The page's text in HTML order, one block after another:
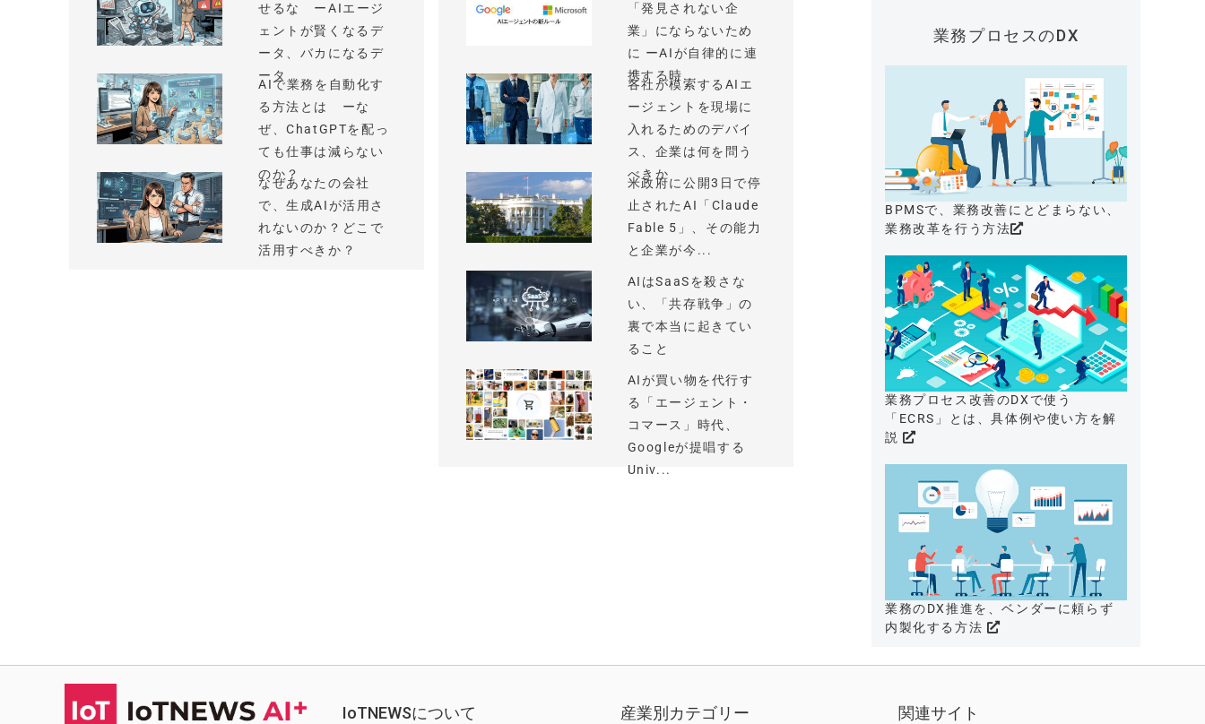
せるな ーAIエージ
ェントが賢くなるデ
ータ、バカになるデ
ータ
AIで業務を自動化す
る方法とは ーな
ぜ、ChatGPTを配っ
ても仕事は減らない
のか？
なぜあなたの会社
で、生成AIが活用さ
れないのか？どこで
活用すべきか？
「発見されない企
業」にならないため
に ーAIが自律的に連
携する時...
各社が模索するAIエ
ージェントを現場に
入れるためのデバイ
ス、企業は何を問う
べきか
米政府に公開3日で停
止されたAI「Claude
Fable 5」、その能力
と企業が今...
AIはSaaSを殺さな
い、「共存戦争」の
裏で本当に起きてい
ること
AIが買い物を代行す
る「エージェント・
コマース」時代、
Googleが提唱する
Univ...
業務プロセスのDX
BPMSで、業務改善にとどまらない、
業務改革を行う方法
業務プロセス改善のDXで使う
「ECRS」とは、具体例や使い方を解
説
業務のDX推進を、ベンダーに頼らず
内製化する方法
IoTNEWSについて 産業別カテゴリー 関連サイト